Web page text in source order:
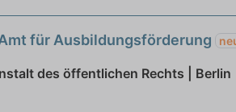
für Ausbildungsförderung
des öffentlichen Rechts | Berlin